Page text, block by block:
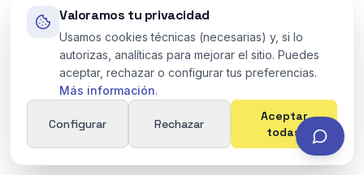
principios de proporcionalidad y suficiencia, y
debe estar a disposición de la Administración
tributaria desde la finalización del plazo voluntario
de declaración del Impuesto sobre Sociedades.
Para un préstamo intragrupo, el expediente
Valoramos tu privacidad
Usamos cookies técnicas (necesarias) y, si lo
autorizas, analíticas para mejorar el sitio. Puedes
aceptar, rechazar o configurar tus preferencias.
Más información.
Configurar Rechazar
Aceptar
todas